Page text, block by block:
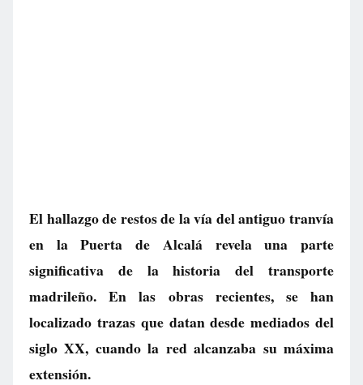
El hallazgo de restos de la vía del antiguo tranvía
en la Puerta de Alcalá revela una parte
significativa de la historia del transporte
madrileño. En las obras recientes, se han
localizado trazas que datan desde mediados del
siglo XX, cuando la red alcanzaba su máxima
extensión.